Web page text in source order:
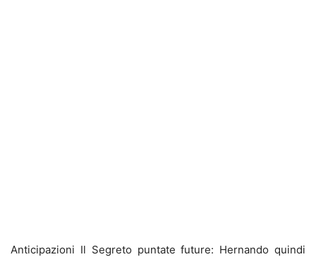
Anticipazioni Il Segreto puntate future: Hernando quindi